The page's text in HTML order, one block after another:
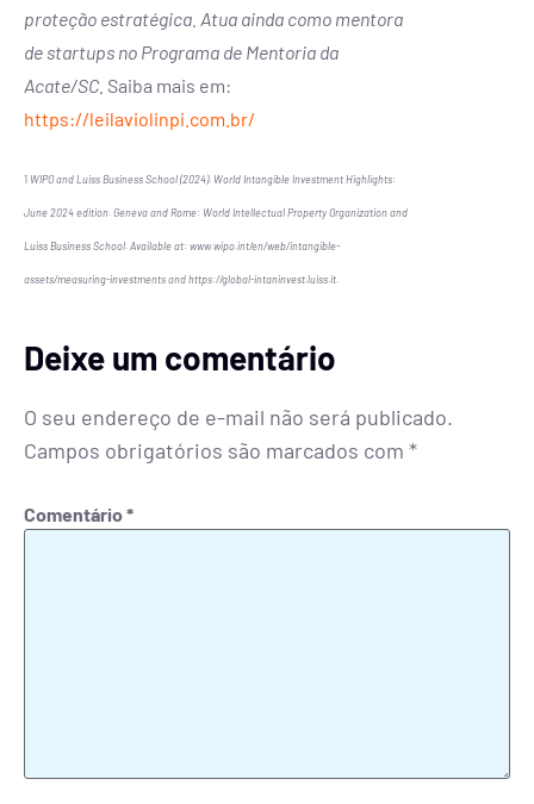
proteção estratégica. Atua ainda como mentora
de startups no Programa de Mentoria da
Acate/SC. Saiba mais em:
https://leilaviolinpi.com.br/
1 WIPO and Luiss Business School (2024). World Intangible Investment Highlights:
June 2024 edition. Geneva and Rome: World Intellectual Property Organization and
Luiss Business School. Available at: www.wipo.int/en/web/intangible-
assets/measuring-investments and https://global-intaninvest.luiss.it.
Deixe um comentário
O seu endereço de e-mail não será publicado.
Campos obrigatórios são marcados com *
Comentário*